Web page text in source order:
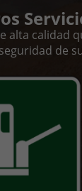
alta calidad
de